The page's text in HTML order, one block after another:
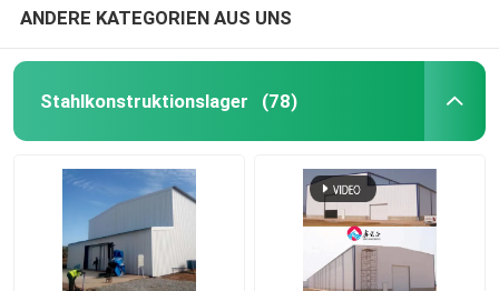
ANDERE KATEGORIEN AUS UNS
Stahlkonstruktionslager (78)